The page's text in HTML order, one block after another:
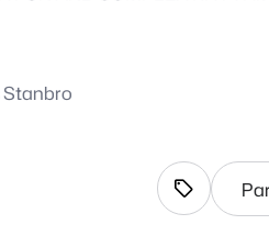
Stanbro
Afficher